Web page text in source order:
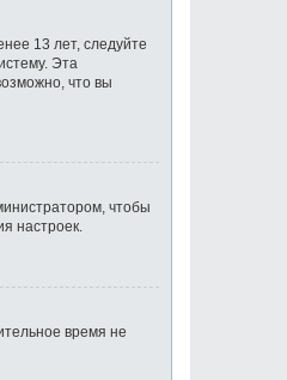
13 лет, следуйте
Эта
что вы
чтобы
настроек.
время не